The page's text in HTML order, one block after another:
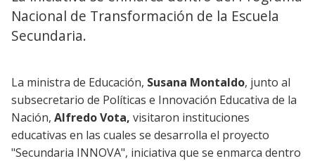
Nacional de Transformación de la Escuela
Secundaria.
La ministra de Educación, Susana Montaldo, junto al
subsecretario de Políticas e Innovación Educativa de la
Nación, Alfredo Vota, visitaron instituciones
educativas en las cuales se desarrolla el proyecto
"Secundaria INNOVA", iniciativa que se enmarca dentro